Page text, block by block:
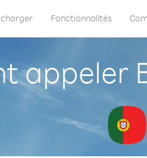
Fonctionnalités
appeler